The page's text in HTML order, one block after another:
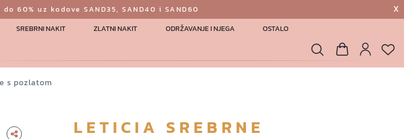
60% uz kodove SAND35, SAND40 i SAND60 X
SREBRNI NAKIT ZLATNI NAKIT ODRŽAVANJE I NJEGA OSTALO
s pozlatom
LETICIA SREBRNE